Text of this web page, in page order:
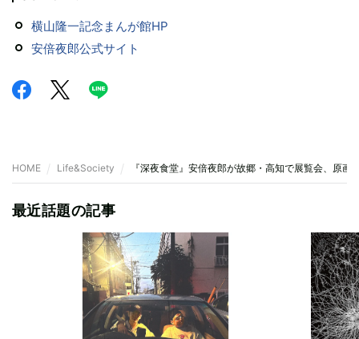
横山隆一記念まんが館HP
安倍夜郎公式サイト
HOME Life&Society 『深夜食堂』安倍夜郎が故郷・高知で展覧会、原画
最近話題の記事